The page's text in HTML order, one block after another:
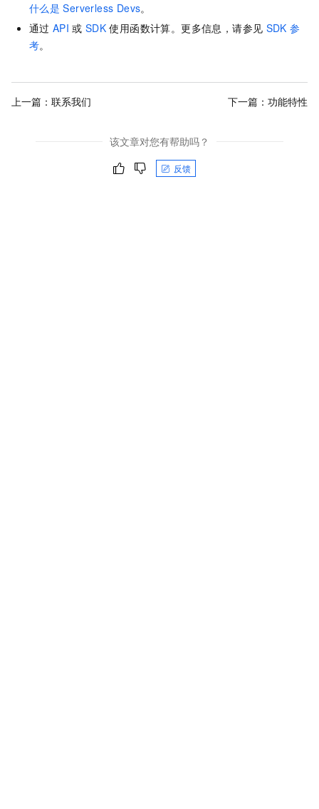
什么是 Serverless Devs。
通过 API 或 SDK 使用函数计算。更多信息，请参见 SDK 参
考。
上一篇： 联系我们 下一篇： 功能特性
该文章对您有帮助吗？
反馈